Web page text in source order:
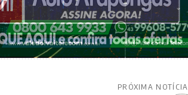
PRÓXIMA NOTÍCIA